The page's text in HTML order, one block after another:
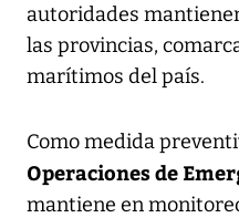
autoridades
las provincias,
marítimos del país.
Como medida
Operaciones de
mantiene en